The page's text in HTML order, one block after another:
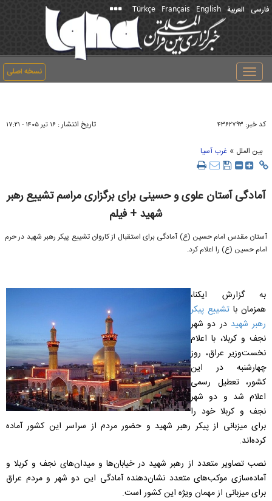
فارسی العربیة English
Français
Türkçe
نسخه اصلی
Toggle
navigation
کد خبر: ۴۳۶۲۷۹۳ تاریخ انتشار : ۱۶ تير ۱۴۰۵ - ۱۷:۲۱
بین الملل » غرب آسیا
آمادگی آستان علوی و حسینی برای برگزاری مراسم تشییع رهبر
شهید + فیلم
آستان مقدس امام حسین (ع) آمادگی برای استقبال از کاروان تشییع پیکر رهبر شهید در حرم
امام حسین (ع) را اعلام کرد.
به گزارش ایکنا،
همزمان با تشییع پیکر
رهبر شهید در دو شهر
نجف و کربلا، با اعلام
نخست‌وزیر عراق، روز
چهارشنبه در این
کشور، تعطیل رسمی
اعلام شد و دو شهر
نجف و کربلا خود را
برای میزبانی از پیکر رهبر شهید و حضور مردم از سراسر این کشور آماده
کرده‌اند.
️نصب تصاویر متعدد از رهبر شهید در خیابان‌ها و میدان‌های نجف و کربلا و
آماده‌سازی موکب‌های متعدد نشان‌دهنده‌ آمادگی این دو شهر و مردم عراق
برای میزبانی از مهمان ویژه این کشور است.